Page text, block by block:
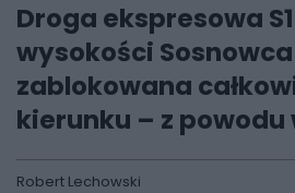
Droga ekspresowa
wysokości Sosnowca
zablokowana
kierunku – z
Robert Lechowski